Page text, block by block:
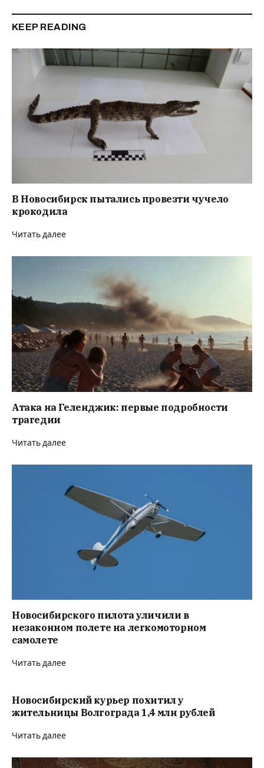
KEEP READING
В Новосибирск пытались провезти чучело
крокодила
Читать далее
Атака на Геленджик: первые подробности
трагедии
Читать далее
Новосибирского пилота уличили в
незаконном полете на легкомоторном
самолете
Читать далее
Новосибирский курьер похитил у
жительницы Волгограда 1,4 млн рублей
Читать далее